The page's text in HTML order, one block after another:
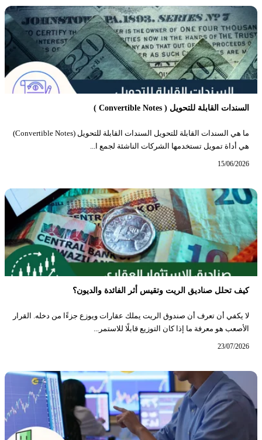
السندات القابلة للتحويل ( Convertible Notes )
ما هي السندات القابلة للتحويل السندات القابلة للتحويل (Convertible Notes)
هي أداة تمويل تستخدمها الشركات الناشئة لجمع ا...
15/06/2026
كيف تحلل صناديق الريت وتقيس أثر الفائدة والديون؟
لا يكفي أن تعرف أن صندوق الريت يملك عقارات ويوزع جزءًا من دخله. القرار
الأصعب هو معرفة ما إذا كان التوزيع قابلًا للاستمر...
23/07/2026